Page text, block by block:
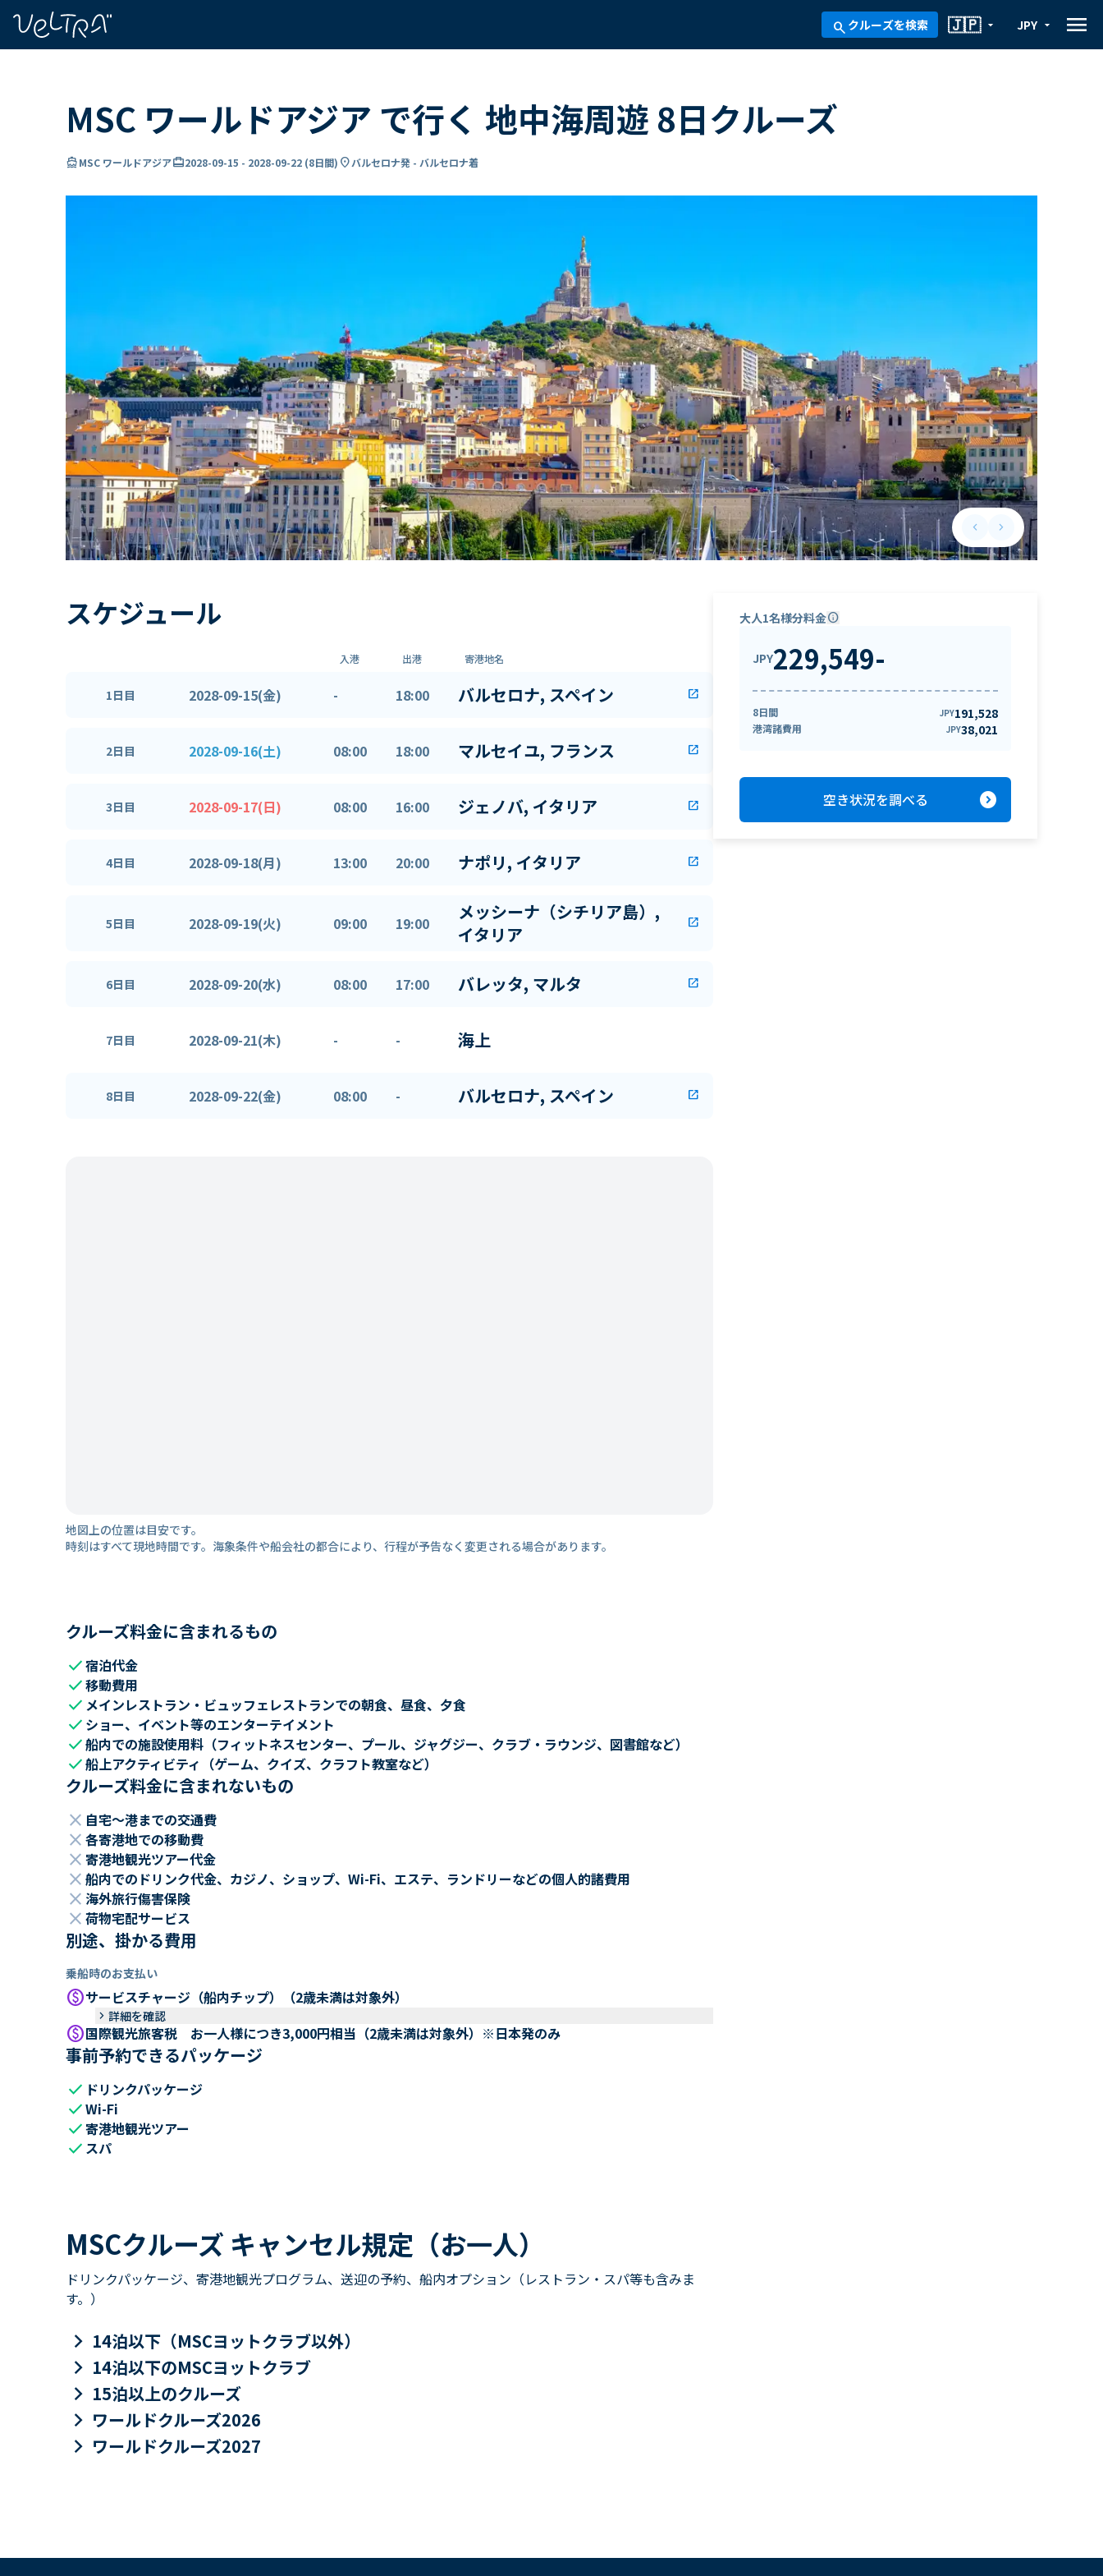
search クルーズを検索 arrow_drop_down
🇯🇵 arrow_drop_down
JPY menu
MSC ワールドアジア で行く 地中海周遊 8日クルーズ
directions_boatMSC ワールドアジアcard_travel2028-09-15 - 2028-09-22 (8日間) location_onバルセロナ発 - バルセロナ着
keyboard_arrow_leftPrevious slide
keyboard_arrow_rightNext slide
スケジュール
入港 出港 寄港地名
1日目 2028-09-15(金) - 18:00 バルセロナ, スペイン open_in_new
2日目 2028-09-16(土) 08:00 18:00 マルセイユ, フランス open_in_new
3日目 2028-09-17(日) 08:00 16:00 ジェノバ, イタリア open_in_new
4日目 2028-09-18(月) 13:00 20:00 ナポリ, イタリア open_in_new
5日目 2028-09-19(火) 09:00 19:00
メッシーナ（シチリア島）,
イタリア
open_in_new
6日目 2028-09-20(水) 08:00 17:00 バレッタ, マルタ open_in_new
7日目 2028-09-21(木) - - 海上
8日目 2028-09-22(金) 08:00 - バルセロナ, スペイン open_in_new
地図上の位置は目安です。
時刻はすべて現地時間です。海象条件や船会社の都合により、行程が予告なく変更される場合があります。
クルーズ料金に含まれるもの
check宿泊代金
check移動費用
check メインレストラン・ビュッフェレストランでの朝食、昼食、夕食
check ショー、イベント等のエンターテイメント
check船内での施設使用料（フィットネスセンター、プール、ジャグジー、クラブ・ラウンジ、図書館など）
check船上アクティビティ（ゲーム、クイズ、クラフト教室など）
クルーズ料金に含まれないもの
close 自宅～港までの交通費
close 各寄港地での移動費
close 寄港地観光ツアー代金
close 船内でのドリンク代金、カジノ、ショップ、Wi-Fi、エステ、ランドリーなどの個人的諸費用
close 海外旅行傷害保険
close 荷物宅配サービス
別途、掛かる費用
乗船時のお支払い
paidサービスチャージ（船内チップ）（2歳未満は対象外）
keyboard_arrow_right 詳細を確認
paid国際観光旅客税 お一人様につき3,000円相当（2歳未満は対象外）※日本発のみ
事前予約できるパッケージ
check ドリンクパッケージ
checkWi-Fi
check寄港地観光ツアー
check スパ
MSCクルーズ キャンセル規定（お一人）
ドリンクパッケージ、寄港地観光プログラム、送迎の予約、船内オプション（レストラン・スパ等も含みま
す。）
keyboard_arrow_right 14泊以下（MSCヨットクラブ以外）
keyboard_arrow_right 14泊以下のMSCヨットクラブ
keyboard_arrow_right 15泊以上のクルーズ
keyboard_arrow_right ワールドクルーズ2026
keyboard_arrow_right ワールドクルーズ2027
大人1名様分料金info
JPY229,549-
8日間 JPY191,528
港湾諸費用 JPY38,021
空き状況を調べる expand_circle_right